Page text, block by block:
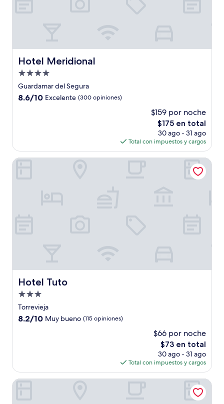
Hotel Meridional
Hotel Meridional
Propiedad
de
4.0
Guardamar del Segura
8.6
8.6/10 Excelente (300 opiniones)
$159 por noche
El
precio
actual
es
de
$175 en total
30 ago - 31 ago
Total con impuestos y cargos
Hotel Tuto
Hotel Tuto
Propiedad
de
3.0
Torrevieja
8.2
opiniones)
8.2/10 Muy bueno (115 opiniones)
$66 por noche
El
precio
actual
es
de
$73 en total
30 ago - 31 ago
Total con impuestos y cargos
Hotel Tuto
Hotel Eden Mar